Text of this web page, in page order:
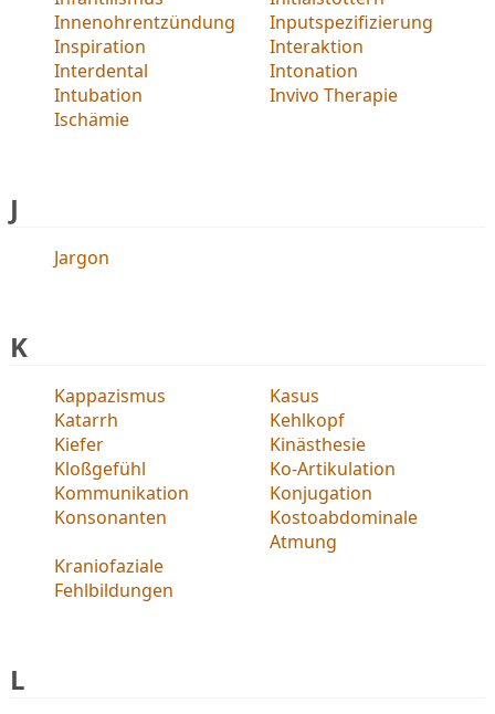
Innenohrentzündung
Inputspezifizierung
Inspiration
Interaktion
Interdental
Intonation
Intubation
Invivo Therapie
Ischämie
J
Jargon
K
Kappazismus
Kasus
Katarrh
Kehlkopf
Kiefer
Kinästhesie
Kloßgefühl
Ko-Artikulation
Kommunikation
Konjugation
Konsonanten
Kostoabdominale
Atmung
Kraniofaziale
Fehlbildungen
L